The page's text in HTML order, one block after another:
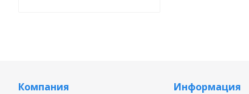
Компания Информация